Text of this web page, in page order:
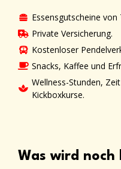
Essensgutscheine
Private Versicherung.
Kostenloser
Snacks, Kaffee und
Wellness-Stunden,
Kickboxkurse.
Was wird noch